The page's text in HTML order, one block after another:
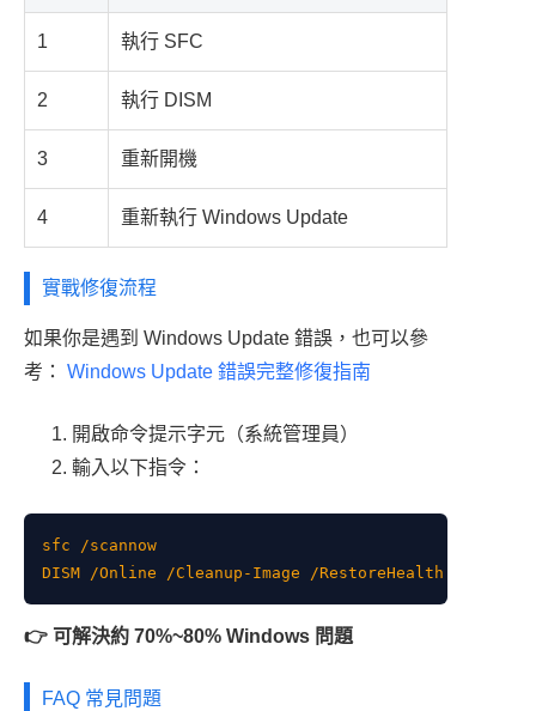
1 執行 SFC
2 執行 DISM
3 重新開機
4 重新執行 Windows Update
實戰修復流程
如果你是遇到 Windows Update 錯誤，也可以參
考： Windows Update 錯誤完整修復指南
開啟命令提示字元（系統管理員）
輸入以下指令：
sfc /scannow
👉 可解決約 70%~80% Windows 問題
FAQ 常見問題